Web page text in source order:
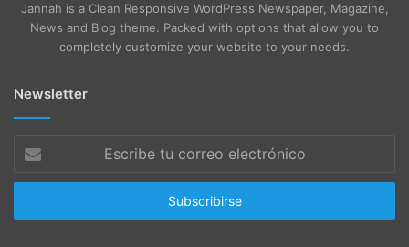
Jannah is a Clean Responsive WordPress Newspaper, Magazine,
News and Blog theme. Packed with options that allow you to
completely customize your website to your needs.
Newsletter
Escribe
tu
correo